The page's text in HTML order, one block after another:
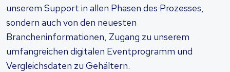
unserem Support in allen Phasen des Prozesses,
sondern auch von den neuesten
Brancheninformationen, Zugang zu unserem
umfangreichen digitalen Eventprogramm und
Vergleichsdaten zu Gehältern.